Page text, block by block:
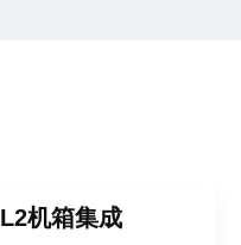
L2机箱集成